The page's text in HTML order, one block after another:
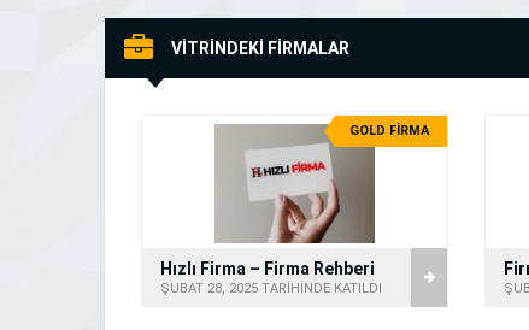
VİTRİNDEKİ FİRMALAR
GOLD FİRMA
Hızlı Firma – Firma Rehberi
ŞUBAT 28, 2025 TARİHİNDE KATILDI